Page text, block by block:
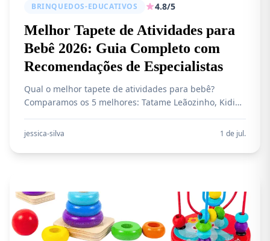
BRINQUEDOS-EDUCATIVOS 4.8/5
Melhor Tapete de Atividades para
Bebê 2026: Guia Completo com
Recomendações de Especialistas
Qual o melhor tapete de atividades para bebê?
Comparamos os 5 melhores: Tatame Leãozinho, Kidino
Maxibaby com Bluetooth. Descubra qual escolher,
como usar, segurança e dicas de compra.
jessica-silva 1 de jul.